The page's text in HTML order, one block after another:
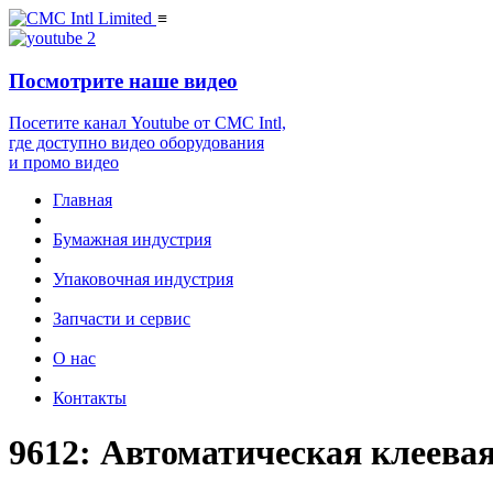
≡
Посмотрите наше видео
Посетите канал Youtube от CMC Intl,
где доступно видео оборудования
и промо видео
Главная
Бумажная индустрия
Упаковочная индустрия
Запчасти и сервис
О нас
Контакты
9612: Автоматическая